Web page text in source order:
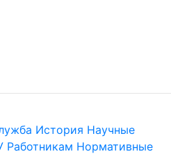
История Научные
Работникам Нормативные